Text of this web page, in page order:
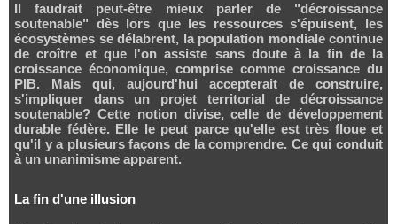
Il faudrait peut-être mieux parler de "décroissance
soutenable" dès lors que les ressources s'épuisent, les
écosystèmes se délabrent, la population mondiale continue
de croître et que l'on assiste sans doute à la fin de la
croissance économique, comprise comme croissance du
PIB. Mais qui, aujourd'hui accepterait de construire,
s'impliquer dans un projet territorial de décroissance
soutenable? Cette notion divise, celle de développement
durable fédère. Elle le peut parce qu'elle est très floue et
qu'il y a plusieurs façons de la comprendre. Ce qui conduit
à un unanimisme apparent.
La fin d'une illusion